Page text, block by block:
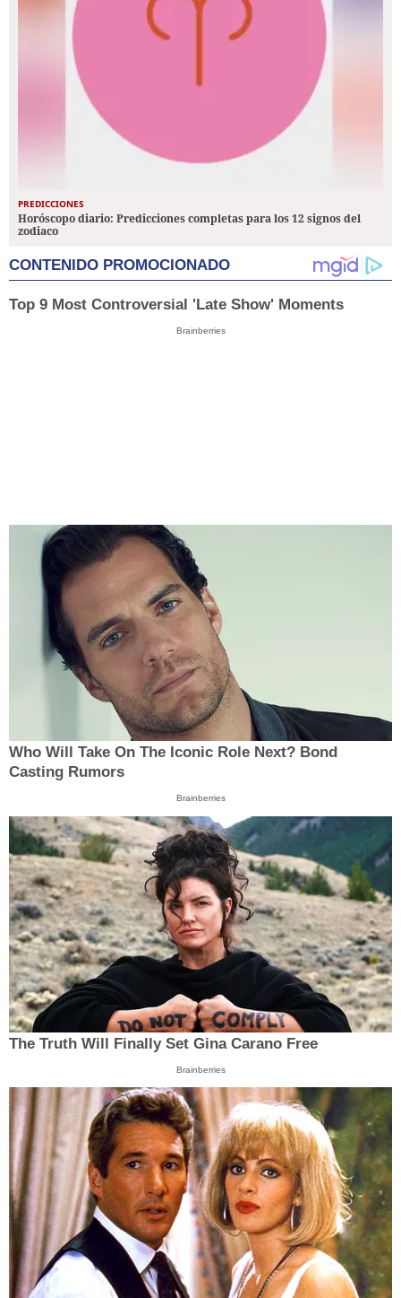
PREDICCIONES
Horóscopo diario: Predicciones completas para los 12 signos del
zodiaco
CONTENIDO PROMOCIONADO
Top 9 Most Controversial 'Late Show' Moments
Brainberries
Who Will Take On The Iconic Role Next? Bond
Casting Rumors
Brainberries
The Truth Will Finally Set Gina Carano Free
Brainberries